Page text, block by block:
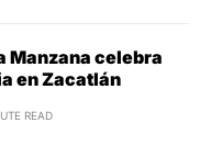
Manzana celebra
en Zacatlán
READ